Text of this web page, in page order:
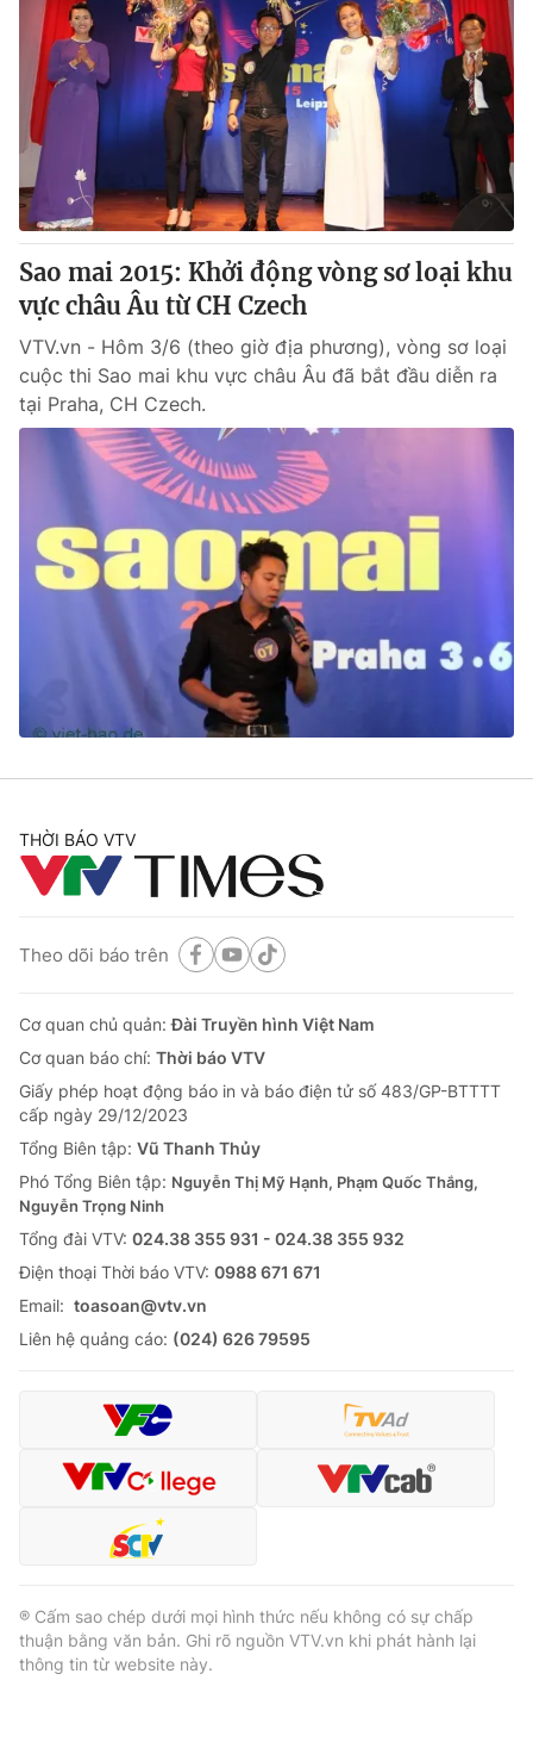
VTV Money VTV Thể thao
VTV Sức khoẻ Bất động sản
Thị trường 24h Tấm lòng Việt
VTV4 Vươn mình bằng AI
VTV9 VTV8
Liên hệ tòa soạn English
THỜI BÁO VTV
Đài Truyền hình Việt Nam
Thời báo VTV
Giấy phép hoạt động báo in và báo điện tử số 483/GP-BTTTT
Phó Tổng Biên tập:
Nguyễn Trọng Ninh
Tổng đài VTV:
024.38 355 931 - 024.38 355 932
Email:toasoan@vtv.vn
® Cấm sao chép dưới mọi hình thức nếu không có sự chấp
thuận bằng văn bản. Ghi rõ nguồn VTV.vn khi phát hành lại
Sao mai 2015: Khởi động vòng sơ loại khu
vực châu Âu từ CH Czech
VTV.vn - Hôm 3/6 (theo giờ địa phương), vòng sơ loại
cuộc thi Sao mai khu vực châu Âu đã bắt đầu diễn ra
tại Praha, CH Czech.
THỜI BÁO VTV
Theo dõi báo trên
Cơ quan chủ quản:Đài Truyền hình Việt Nam
Cơ quan báo chí: Thời báo VTV
Giấy phép hoạt động báo in và báo điện tử số 483/GP-BTTTT
cấp ngày 29/12/2023
Tổng Biên tập: Vũ Thanh Thủy
Phó Tổng Biên tập: Nguyễn Thị Mỹ Hạnh, Phạm Quốc Thắng,
Nguyễn Trọng Ninh
Tổng đài VTV: 024.38 355 931 - 024.38 355 932
Ðiện thoại Thời báo VTV: 0988 671 671
Email: toasoan@vtv.vn
Liên hệ quảng cáo: (024) 626 79595
® Cấm sao chép dưới mọi hình thức nếu không có sự chấp
thuận bằng văn bản. Ghi rõ nguồn VTV.vn khi phát hành lại
thông tin từ website này.